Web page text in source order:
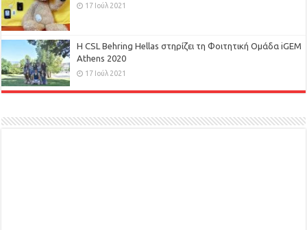
17 Ιούλ 2021
H CSL Behring Hellas στηρίζει τη Φοιτητική Ομάδα iGEM
Athens 2020
17 Ιούλ 2021